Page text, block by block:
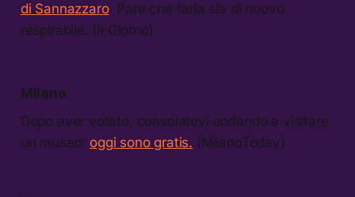
di Sannazzaro. Pare che l’aria sia di nuovo
respirabile. (Il Giorno)
Milano
Dopo aver votato, consolatevi andando a visitare
un museo: oggi sono gratis. (MilanoToday)